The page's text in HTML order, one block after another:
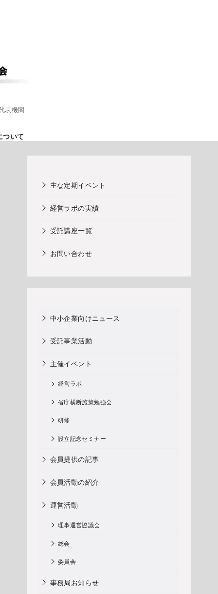
表機関
ついて
主な定期イベント
経営ラボの実績
受託講座一覧
お問い合わせ
中小企業向けニュース
受託事業活動
主催イベント
経営ラボ
省庁横断施策勉強会
研修
設立記念セミナー
会員提供の記事
会員活動の紹介
運営活動
理事運営協議会
総会
委員会
事務局お知らせ